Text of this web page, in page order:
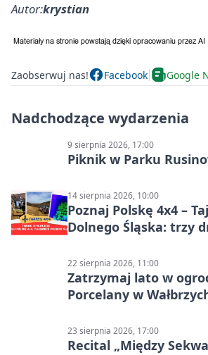
Autor:krystian
Zaobserwuj nas! Facebook Google
Nadchodzące wydarzenia
9 sierpnia 2026, 17:00
Piknik w Parku
14 sierpnia 2026, 10:00
Poznaj Polskę 4x4 –
Dolnego Śląska: trzy
22 sierpnia 2026, 11:00
Zatrzymaj lato w
Porcelany w
23 sierpnia 2026, 17:00
Recital „Między